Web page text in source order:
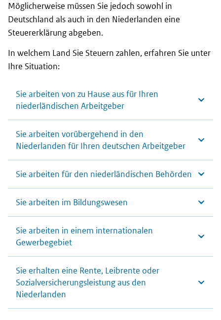
Möglicherweise müssen Sie jedoch sowohl in
Deutschland als auch in den Niederlanden eine
Steuererklärung abgeben.
In welchem Land Sie Steuern zahlen, erfahren Sie unter
Ihre Situation:
Sie arbeiten von zu Hause aus für Ihren
niederländischen Arbeitgeber
Sie arbeiten vorübergehend in den
Niederlanden für Ihren deutschen Arbeitgeber
Sie arbeiten für den niederländischen Behörden
Sie arbeiten im Bildungswesen
Sie arbeiten in einem internationalen
Gewerbegebiet
Sie erhalten eine Rente, Leibrente oder
Sozialversicherungsleistung aus den
Niederlanden